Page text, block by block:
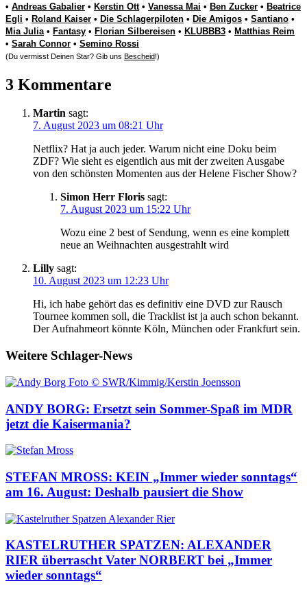
• Andreas Gabalier • Kerstin Ott• Vanessa Mai • Ben Zucker • Beatrice
Egli • Roland Kaiser • Die Schlagerpiloten • Die Amigos • Santiano •
Mia Julia • Fantasy • Florian Silbereisen • KLUBBB3 • Matthias Reim
• Sarah Connor • Semino Rossi
(Du vermisst Deinen Star? Gib uns Bescheid!)
3 Kommentare
Martin sagt:
7. August 2023 um 08:21 Uhr
Netflix? Hat ja auch jeder. Warum nicht eine Doku beim
ZDF? Wie sieht es eigentlich aus mit der zweiten Ausgabe
von den schönsten Momenten aus der Helene Fischer Show?
Simon Herr Floris sagt:
7. August 2023 um 15:22 Uhr
Wozu eine 2 best of Sendung, wenn es eine komplett
neue an Weihnachten ausgestrahlt wird
Lilly sagt:
10. August 2023 um 12:23 Uhr
Hi, ich habe gehört das es definitiv eine DVD zur Rausch
Tournee kommen soll, die Tracklist ist ja auch schon bekannt.
Der Aufnahmeort könnte Köln, München oder Frankfurt sein.
Weitere Schlager-News
ANDY BORG: Ersetzt sein Sommer-Spaß im MDR
jetzt die Kaisermania?
STEFAN MROSS: KEIN „Immer wieder sonntags“
am 16. August: Deshalb pausiert die Show
KASTELRUTHER SPATZEN: ALEXANDER
RIER überrascht Vater NORBERT bei „Immer
wieder sonntags“